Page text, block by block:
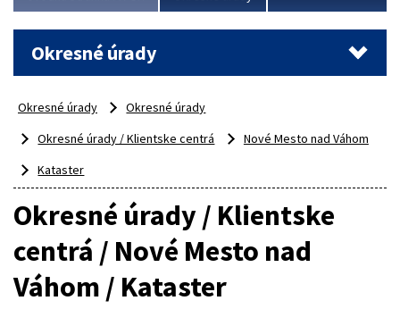
Okresné úrady
Okresné úrady
Okresné úrady
Okresné úrady / Klientske centrá
Nové Mesto nad Váhom
Kataster
Okresné úrady / Klientske
centrá / Nové Mesto nad
Váhom / Kataster